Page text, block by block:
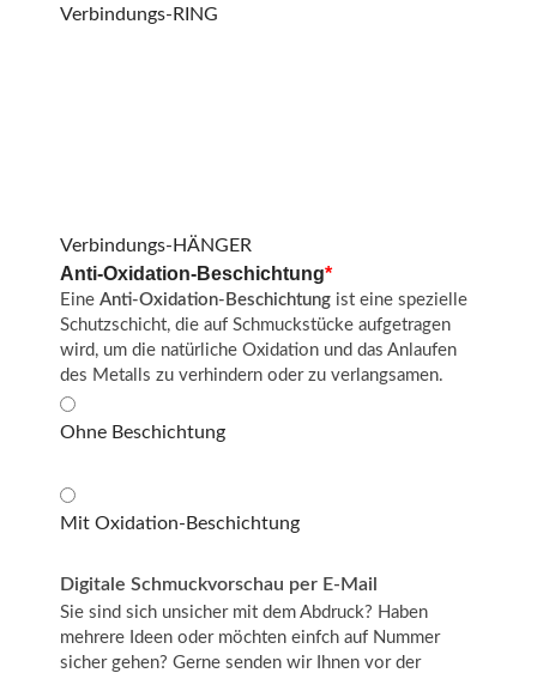
Verbindungs-RING
Verbindungs-HÄNGER
*
Anti-Oxidation-Beschichtung
Eine Anti-Oxidation-Beschichtung ist eine spezielle
Schutzschicht, die auf Schmuckstücke aufgetragen
wird, um die natürliche Oxidation und das Anlaufen
des Metalls zu verhindern oder zu verlangsamen.
Ohne Beschichtung
Mit Oxidation-Beschichtung
Digitale Schmuckvorschau per E-Mail
Sie sind sich unsicher mit dem Abdruck? Haben
mehrere Ideen oder möchten einfch auf Nummer
sicher gehen? Gerne senden wir Ihnen vor der